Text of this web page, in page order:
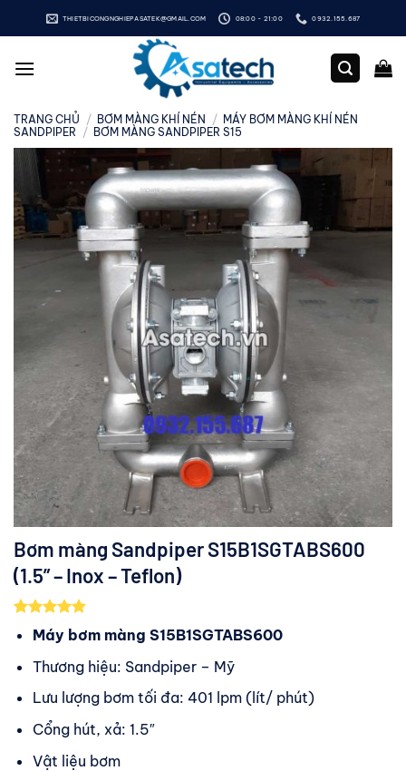
qua
dung
THIETBICONGNGHIEPASATEK@GMAIL.COM 08:00 - 21:00 0932.155.687
TRANG CHỦ / BƠM MÀNG KHÍ NÉN / MÁY BƠM MÀNG KHÍ NÉN
SANDPIPER / BƠM MÀNG SANDPIPER S15
Bơm màng Sandpiper S15B1SGTABS600
(1.5” – Inox – Teflon)
5.00trên 5
dựa trên
Máy bơm màng S15B1SGTABS600
Thương hiệu: Sandpiper – Mỹ
Lưu lượng bơm tối đa: 401 lpm (lít/ phút)
Cổng hút, xả: 1.5″
Vật liệu bơm